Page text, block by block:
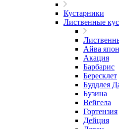
Кустарники
Лиственные
Айва
Акация
Барбарис
Бересклет
Буддлея
Бузина
Вейгела
Гортензия
Дейция